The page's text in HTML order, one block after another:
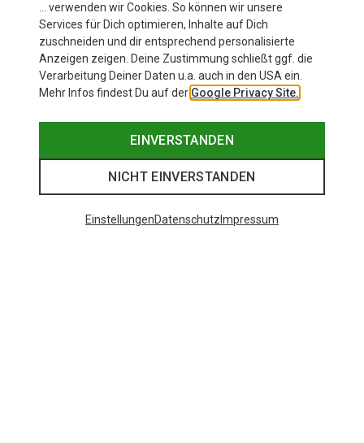
Damen Hybrid Hoodie Jacke
129,95 €
… verwenden wir Cookies. So können wir unsere
Services für Dich optimieren, Inhalte auf Dich
zuschneiden und dir entsprechend personalisierte
Anzeigen zeigen. Deine Zustimmung schließt ggf. die
Verarbeitung Deiner Daten u.a. auch in den USA ein.
Mehr Infos findest Du auf der Google Privacy Site.
EINVERSTANDEN
NICHT EINVERSTANDEN
EinstellungenDatenschutz Impressum